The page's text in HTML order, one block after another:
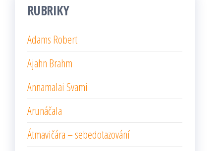
RUBRIKY
Adams Robert
Ajahn Brahm
Annamalai Svami
Arunáčala
Átmavičára – sebedotazování